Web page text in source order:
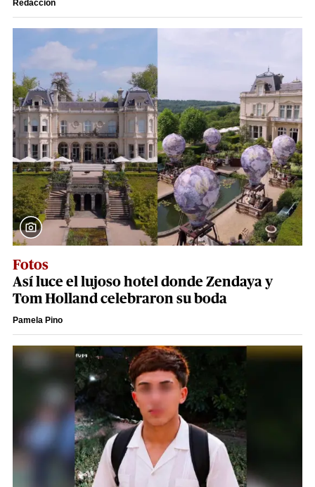
Redacción
Fotos
Así luce el lujoso hotel donde Zendaya y
Tom Holland celebraron su boda
Pamela Pino